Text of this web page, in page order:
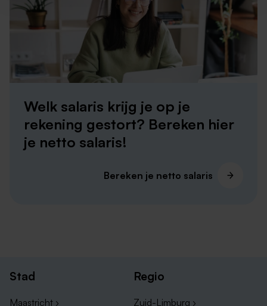
Welk salaris krijg je op je
rekening gestort? Bereken hier
je netto salaris!
Bereken je netto salaris
Stad
Maastricht ›
Regio
Zuid-Limburg ›